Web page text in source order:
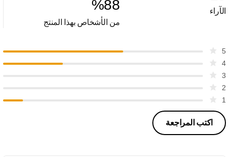
الآراء %88
من الأشخاص بهذا المنتج
5
4
3
2
1
اكتب المراجعة